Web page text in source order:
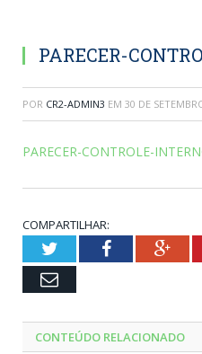
PARECER-
POR CR2-ADMIN3 EM 30 DE
PARECER-CONTROLE-
COMPARTILHAR:
TwitterFacebook
Email
CONTEÚDO RELACIONADO